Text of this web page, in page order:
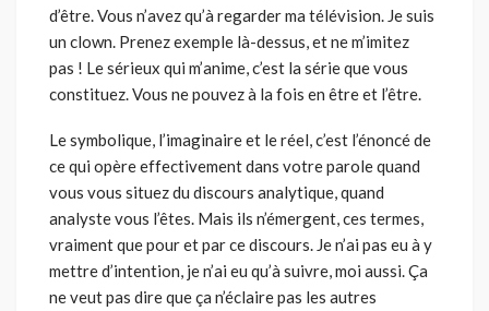
d’être. Vous n’avez qu’à regarder ma télévision. Je suis
un clown. Prenez exemple là-dessus, et ne m’imitez
pas ! Le sérieux qui m’anime, c’est la série que vous
constituez. Vous ne pouvez à la fois en être et l’être.
Le symbolique, l’imaginaire et le réel, c’est l’énoncé de
ce qui opère effectivement dans votre parole quand
vous vous situez du discours analytique, quand
analyste vous l’êtes. Mais ils n’émergent, ces termes,
vraiment que pour et par ce discours. Je n’ai pas eu à y
mettre d’intention, je n’ai eu qu’à suivre, moi aussi. Ça
ne veut pas dire que ça n’éclaire pas les autres